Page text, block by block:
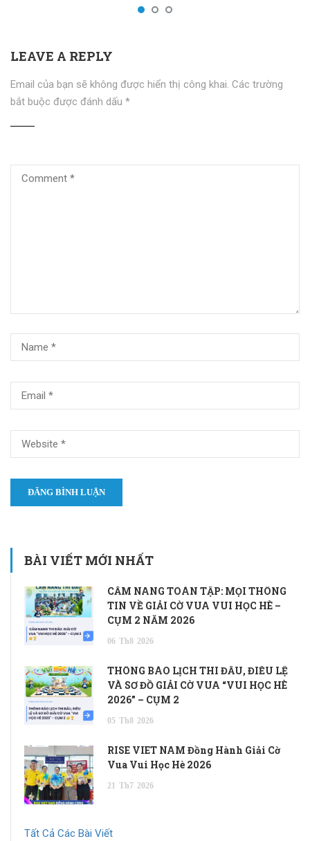
LEAVE A REPLY
Email của bạn sẽ không được hiển thị công khai. Các trường
bắt buộc được đánh dấu *
BÀI VIẾT MỚI NHẤT
CẨM NANG TOÀN TẬP: MỌI THÔNG
TIN VỀ GIẢI CỜ VUA VUI HỌC HÈ –
CỤM 2 NĂM 2026
06 Th8 2026
THÔNG BÁO LỊCH THI ĐẤU, ĐIỀU LỆ
VÀ SƠ ĐỒ GIẢI CỜ VUA “VUI HỌC HÈ
2026” – CỤM 2
05 Th8 2026
RISE VIET NAM Đồng Hành Giải Cờ
Vua Vui Học Hè 2026
21 Th7 2026
Tất Cả Các Bài Viết